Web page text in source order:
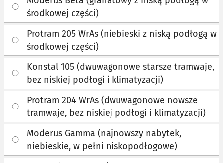
środkowej części)
Protram 205 WrAs (niebieski z niską podłogą w
środkowej części)
Konstal 105 (dwuwagonowe starsze tramwaje,
bez niskiej podłogi i klimatyzacji)
Protram 204 WrAs (dwuwagonowe nowsze
tramwaje, bez niskiej podłogi i klimatyzacji)
Moderus Gamma (najnowszy nabytek,
niebieskie, w pełni niskopodłogowe)